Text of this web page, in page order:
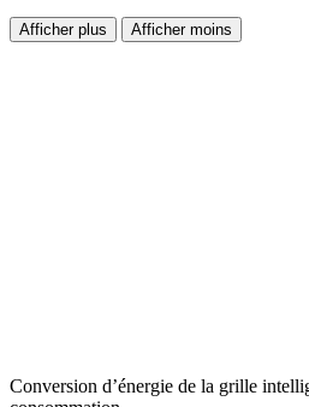
Afficher plus Afficher moins
Conversion d’énergie de la grille